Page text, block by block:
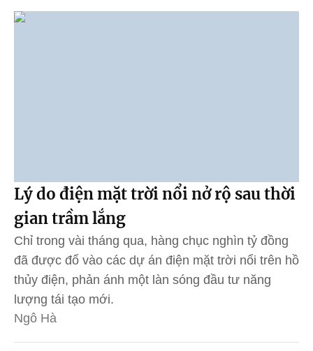
Lý do điện mặt trời nổi nở rộ sau thời
gian trầm lắng
Chỉ trong vài tháng qua, hàng chục nghìn tỷ đồng
đã được đổ vào các dự án điện mặt trời nổi trên hồ
thủy điện, phản ánh một làn sóng đầu tư năng
lượng tái tạo mới.
Ngô Hà